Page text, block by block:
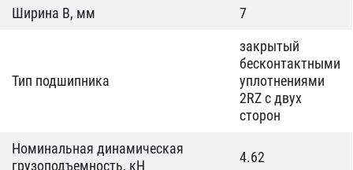
Ширина B, мм
7
Тип подшипника
закрытый
бесконтактными
уплотнениями
2RZ с двух
сторон
Номинальная динамическая
грузоподъемность, кН
4.62